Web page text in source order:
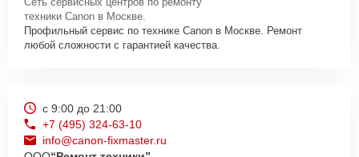
техники Canon в Москве.
Профильный сервис по технике Canon в Москве. Ремонт
любой сложности с гарантией качества.
с 9:00 до 21:00
+7 (495) 324-63-10
info@canon-fixmaster.ru